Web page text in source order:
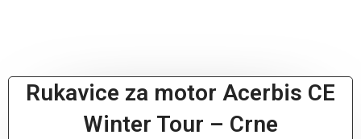
Rukavice za motor Acerbis CE
Winter Tour – Crne